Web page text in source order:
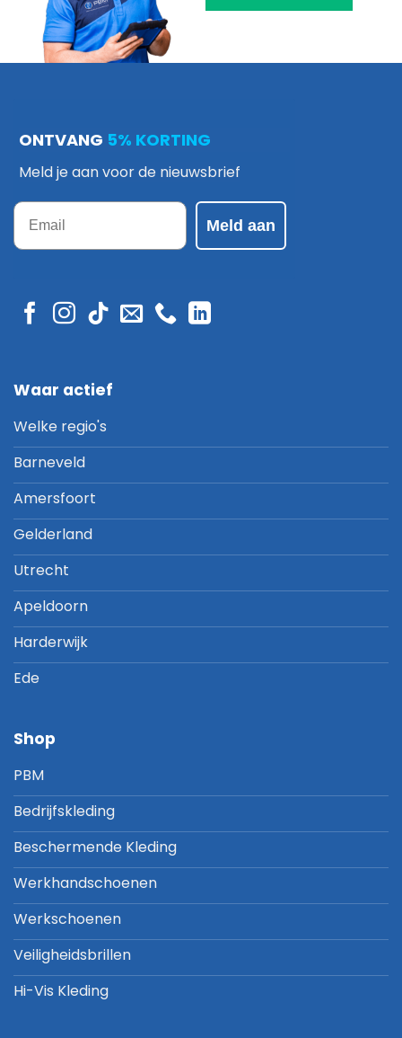
ONTVANG 5% KORTING
Meld je aan voor de nieuwsbrief
Email
Meld aan
Waar actief
Welke regio's
Barneveld
Amersfoort
Gelderland
Utrecht
Apeldoorn
Harderwijk
Ede
Shop
PBM
Bedrijfskleding
Beschermende Kleding
Werkhandschoenen
Werkschoenen
Veiligheidsbrillen
Hi-Vis Kleding